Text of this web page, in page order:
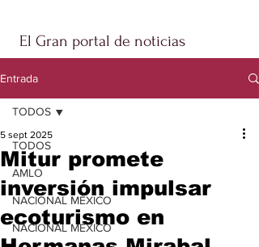
El Gran portal de noticias
Entrada
TODOS
AMLO
NACIONAL MÉXICO
NACIONAL MÉXICO
TODOS
Mitur promete
inversión impulsar
ecoturismo en
5 sept 2025